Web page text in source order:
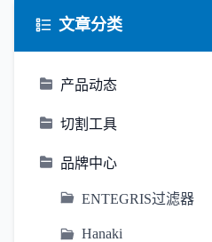
文章分类
产品动态
切割工具
品牌中心
ENTEGRIS过滤器
Hanaki